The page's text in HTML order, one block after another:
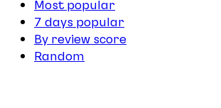
Most popular
7 days popular
By review score
Random